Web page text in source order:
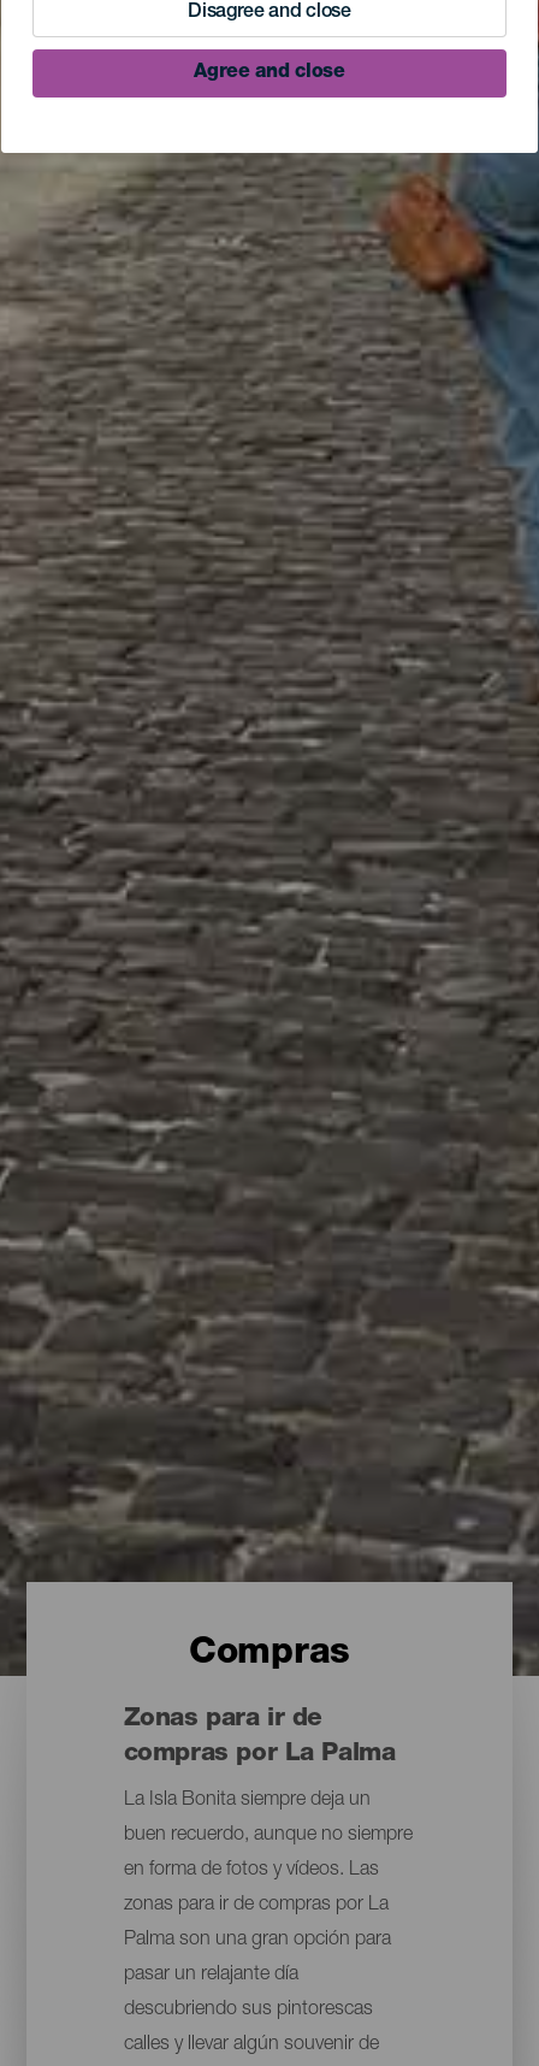
Disagree and close
Agree and close
Compras
Zonas para ir de
compras por La Palma
La Isla Bonita siempre deja un
buen recuerdo, aunque no siempre
en forma de fotos y vídeos. Las
zonas para ir de compras por La
Palma son una gran opción para
pasar un relajante día
descubriendo sus pintorescas
calles y llevar algún souvenir de